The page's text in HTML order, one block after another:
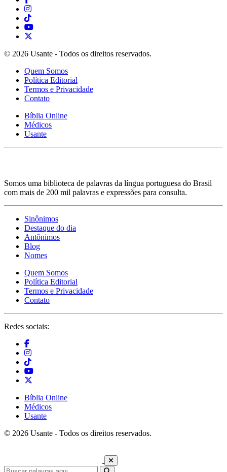
© 2026 Usante - Todos os direitos reservados.
Quem Somos
Política Editorial
Termos e Privacidade
Contato
Bíblia Online
Médicos
Usante
Somos uma biblioteca de palavras da língua portuguesa do Brasil
com mais de 200 mil palavras e expressões para consulta.
Sinônimos
Destaque do dia
Antônimos
Blog
Nomes
Quem Somos
Política Editorial
Termos e Privacidade
Contato
Redes sociais:
Bíblia Online
Médicos
Usante
© 2026 Usante - Todos os direitos reservados.